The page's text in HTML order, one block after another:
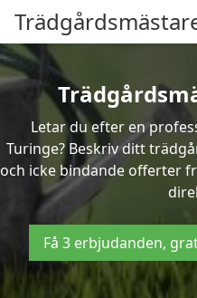
Letar du efter en
Turinge? Beskriv ditt
och icke bindande offerter
Få 3 erbjudanden,